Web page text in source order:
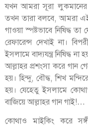
যখন আমরা সূরা লুকমানের
তখন তারা বলবে, আমরা এই
গাওয়া স্পষ্টভাবে নিষিদ্ধ
রেফারেন্স দেখাই না।
ইসলামে বাদ্যযন্ত্র নিষিদ্ধ
আল্লাহর প্রশংসা করে গান
হয়। হিন্দু, বৌদ্ধ, শিখ
হয়। যেহেতু ইসলামে
বাজিয়ে আল্লাহর গান গাই!…
কোথাও মাইকিং করে